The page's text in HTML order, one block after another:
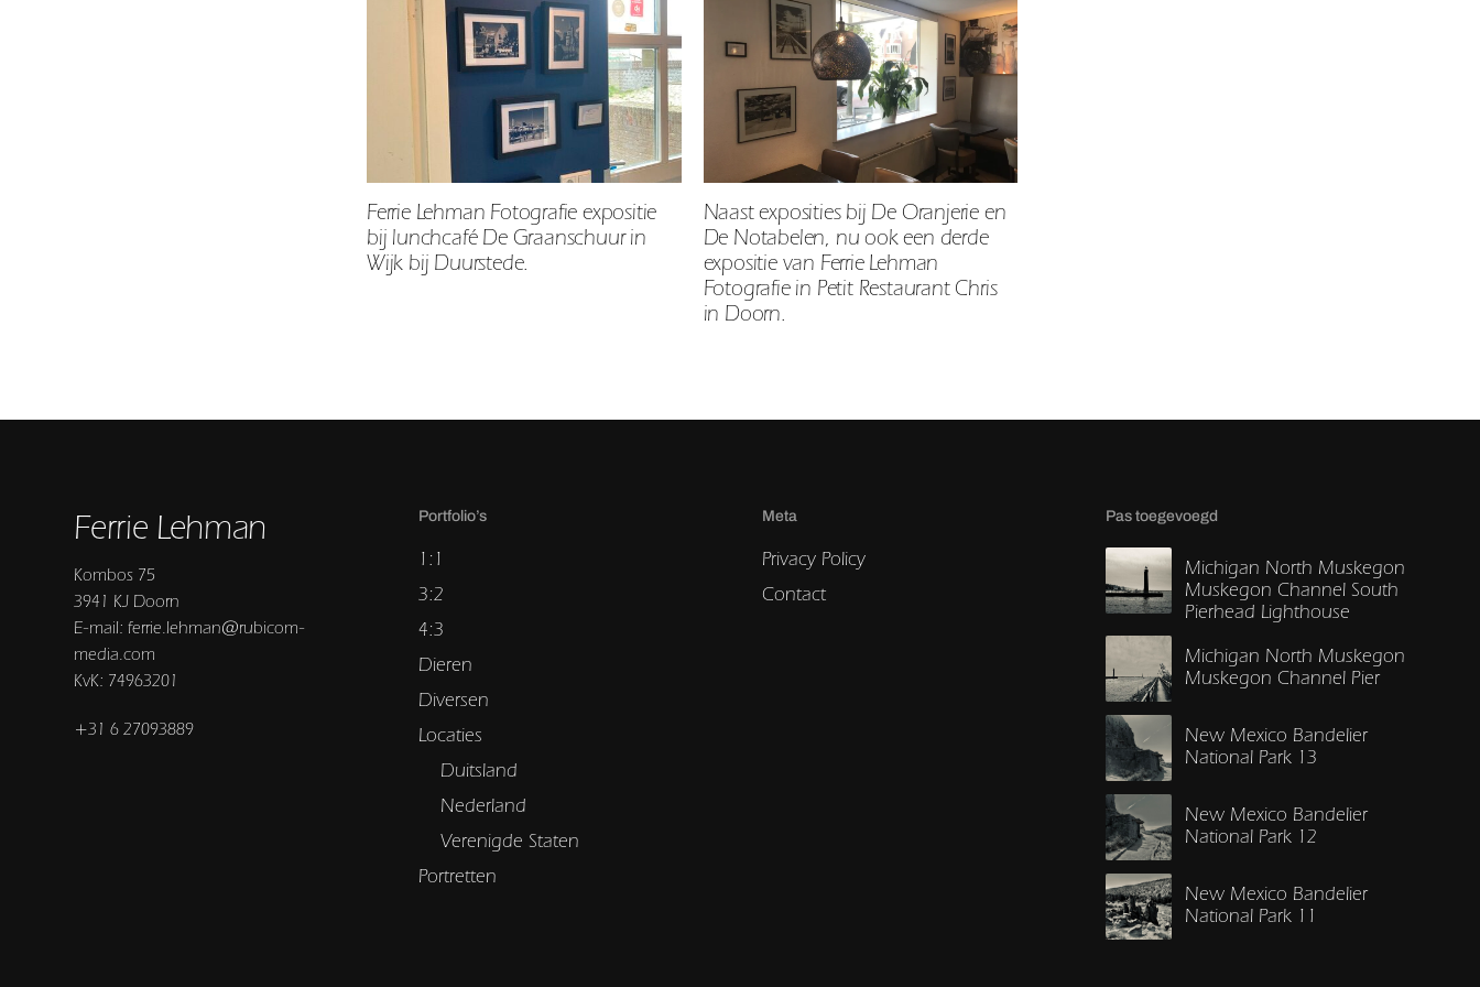
Ferrie Lehman Fotografie expositie
bij lunchcafé De Graanschuur in
Wijk bij Duurstede.
Naast exposities bij De Oranjerie en
De Notabelen, nu ook een derde
expositie van Ferrie Lehman
Fotografie in Petit Restaurant Chris
in Doorn.
Ferrie Lehman
Kombos 75
3941 KJ Doorn
E-mail: ferrie.lehman@rubicom-
media.com
KvK: 74963201
+31 6 27093889
Portfolio’s
1:1
3:2
4:3
Dieren
Diversen
Locaties
Duitsland
Nederland
Verenigde Staten
Portretten
Meta
Privacy Policy
Contact
Pas toegevoegd
Michigan North Muskegon
Muskegon Channel South
Pierhead Lighthouse
Michigan North Muskegon
Muskegon Channel Pier
New Mexico Bandelier
National Park 13
New Mexico Bandelier
National Park 12
New Mexico Bandelier
National Park 11